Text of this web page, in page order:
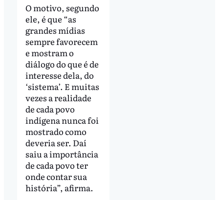
O motivo, segundo
ele, é que “as
grandes mídias
sempre favorecem
e mostram o
diálogo do que é de
interesse dela, do
‘sistema’. E muitas
vezes a realidade
de cada povo
indígena nunca foi
mostrado como
deveria ser. Daí
saiu a importância
de cada povo ter
onde contar sua
história”, afirma.